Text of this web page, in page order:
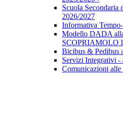
Scuola Secondaria
2026/2027
Informativa
Modello DADA
SCOPRIAMOLO
Bicibus & Pedibus
Servizi Integrativi -
Comunicazioni